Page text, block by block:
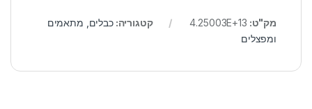
מק"ט: 4.25003E+13 קטגוריה:כבלים, מתאמים
ומפצלים